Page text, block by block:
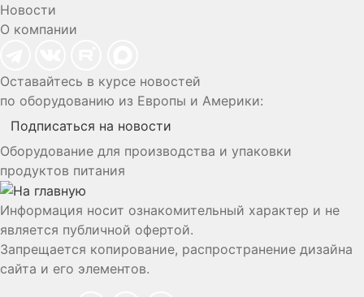
Новости
О компании
Оставайтесь в курсе новостей
по оборудованию из Европы и Америки:
Подписаться на новости
Оборудование для производства и упаковки
продуктов питания
Информация носит ознакомительный характер и не
является публичной офертой.
Запрещается копирование, распространение дизайна
сайта и его элементов.